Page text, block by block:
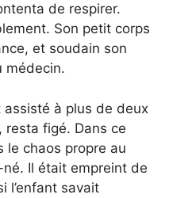
de respirer.
Son petit corps
et soudain son
médecin.
assisté à plus de deux
resta figé. Dans ce
le chaos propre au
né. Il était empreint de
l’enfant savait